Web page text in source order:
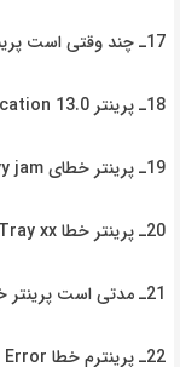
17ـ چند وقتی است
18ـ پرینتر 13.0
19ـ پرینتر خطای jam
20ـ پرینتر خطا xx
21ـ مدتی است پرینتر
22ـ پرینترم خطا Error